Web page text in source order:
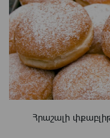
Հրաշալի